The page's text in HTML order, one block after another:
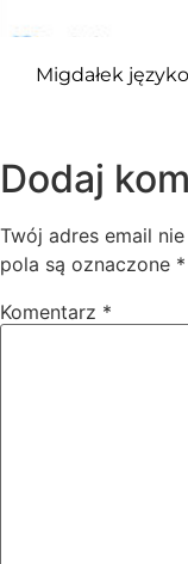
Migdałek
Dodaj
Twój adres email
pola są oznaczone *
Komentarz *